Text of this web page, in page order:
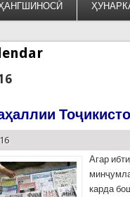
Агар
карда